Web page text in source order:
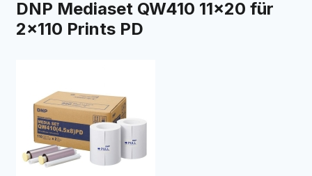
DNP Mediaset QW410 11×20 für
2×110 Prints PD